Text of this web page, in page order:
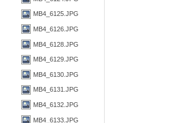
MB4_6125.JPG
MB4_6126.JPG
MB4_6128.JPG
MB4_6129.JPG
MB4_6130.JPG
MB4_6131.JPG
MB4_6132.JPG
MB4_6133.JPG